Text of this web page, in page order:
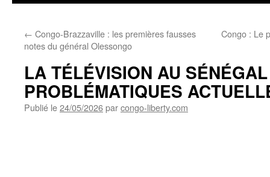
← Congo-Brazzaville : les premières fausses
notes du général Olessongo
Congo : Le
LA TÉLÉVISION AU
PROBLÉMATIQUES
Publié le24/05/2026parcongo-liberty.com